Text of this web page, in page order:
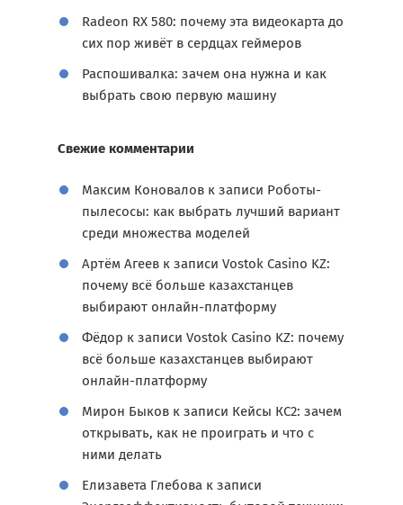
Radeon RX 580: почему эта видеокарта до
сих пор живёт в сердцах геймеров
Распошивалка: зачем она нужна и как
выбрать свою первую машину
Свежие комментарии
Максим Коновалов к записи Роботы-
пылесосы: как выбрать лучший вариант
среди множества моделей
Артём Агеев к записи Vostok Casino KZ:
почему всё больше казахстанцев
выбирают онлайн-платформу
Фёдор к записи Vostok Casino KZ: почему
всё больше казахстанцев выбирают
онлайн-платформу
Мирон Быков к записи Кейсы КС2: зачем
открывать, как не проиграть и что с
ними делать
Елизавета Глебова к записи